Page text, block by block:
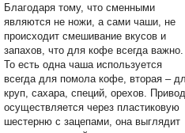
Благодаря тому, что сменными
являются не ножи, а сами чаши, не
происходит смешивание вкусов и
запахов, что для кофе всегда важно.
То есть одна чаша используется
всегда для помола кофе, вторая –
круп, сахара, специй, орехов. Привод
осуществляется через пластиковую
шестерню с зацепами, она выглядит